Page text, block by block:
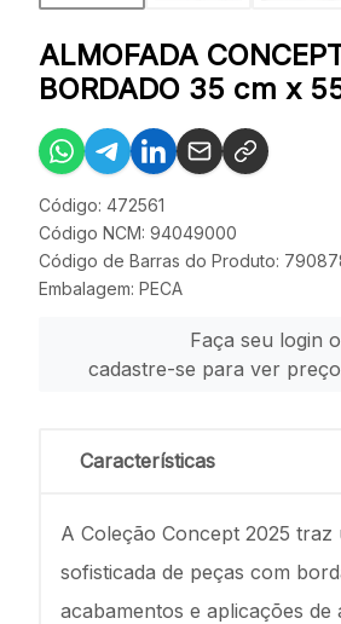
ALMOFADA
BORDADO 35 cm x
Código: 472561
Código NCM: 94049000
Código de Barras do Produto:
Embalagem: PECA
Faça seu login
cadastre-se para ver
Características
A Coleção Concept 2025 traz
sofisticada de peças com
acabamentos e aplicações de